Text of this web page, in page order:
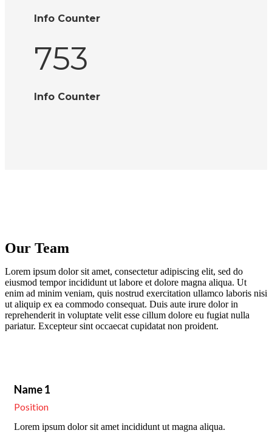
Info Counter
753
Info Counter
Our Team
Lorem ipsum dolor sit amet, consectetur adipiscing elit, sed do
eiusmod tempor incididunt ut labore et dolore magna aliqua. Ut
enim ad minim veniam, quis nostrud exercitation ullamco laboris nisi
ut aliquip ex ea commodo consequat. Duis aute irure dolor in
reprehenderit in voluptate velit esse cillum dolore eu fugiat nulla
pariatur. Excepteur sint occaecat cupidatat non proident.
Name 1
Position
Lorem ipsum dolor sit amet incididunt ut magna aliqua.